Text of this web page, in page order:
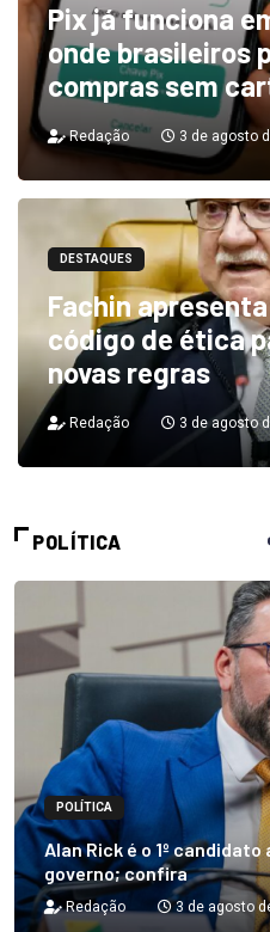
Pix já funciona
onde brasileiros
compras sem
Redação 3 de agosto
DESTAQUES
Fachin
código de ética
novas regras
Redação 3 de agosto
POLÍTICA
POLÍTICA
Alan Rick é o 1º
governo; confira
Redação 3 de agosto